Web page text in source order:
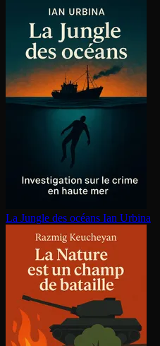
La Jungle des océans Ian Urbina